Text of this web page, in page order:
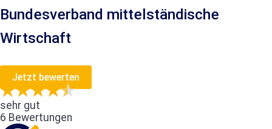
Bundesverband mittelständische
Wirtschaft
Jetzt bewerten
sehr gut
6 Bewertungen